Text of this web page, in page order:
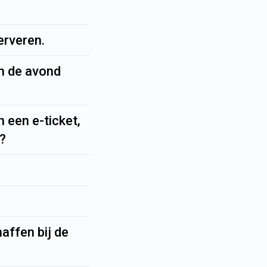
de avond
een e-ticket,
bij de